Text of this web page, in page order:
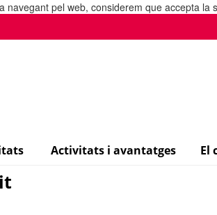
pel web, considerem que accepta la
Activitats i avantatges El